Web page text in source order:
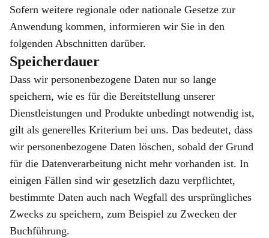
Sofern weitere regionale oder nationale Gesetze zur
Anwendung kommen, informieren wir Sie in den
folgenden Abschnitten darüber.
Speicherdauer
Dass wir personenbezogene Daten nur so lange
speichern, wie es für die Bereitstellung unserer
Dienstleistungen und Produkte unbedingt notwendig ist,
gilt als generelles Kriterium bei uns. Das bedeutet, dass
wir personenbezogene Daten löschen, sobald der Grund
für die Datenverarbeitung nicht mehr vorhanden ist. In
einigen Fällen sind wir gesetzlich dazu verpflichtet,
bestimmte Daten auch nach Wegfall des ursprüngliches
Zwecks zu speichern, zum Beispiel zu Zwecken der
Buchführung.